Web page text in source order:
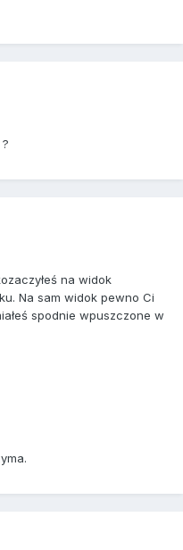
na widok
Na sam widok pewno Ci
spodnie wpuszczone w